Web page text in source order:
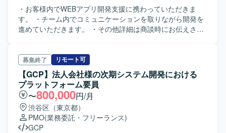
・お客様内でWEBアプリ開発支援に携わっていただきま
す。 ・チーム内でコミュニケーションを取りながら開発を
進めていただきます。 ・その他詳細は商談時にお伝えさせ
募集終了 リモート可
【GCP】法人会社様の次期システム開発における
プラットフォーム要員
〜800,000円/月
渋谷区（東京都）
PMO(業務委託・フリーランス)
GCP